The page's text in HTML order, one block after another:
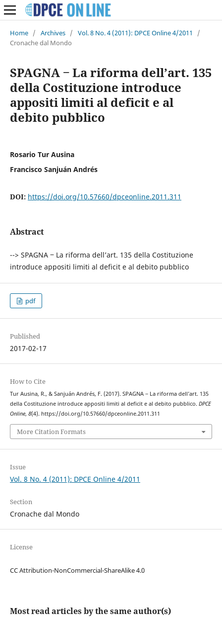
Home / Archives / Vol. 8 No. 4 (2011): DPCE Online 4/2011
/
Cronache dal Mondo
SPAGNA ‒ La riforma dell’art. 135
della Costituzione introduce
appositi limiti al deficit e al
debito pubblico
Rosario Tur Ausina
Francisco Sanjuán Andrés
DOI: https://doi.org/10.57660/dpceonline.2011.311
Abstract
--> SPAGNA ‒ La riforma dell’art. 135 della Costituzione
introduce appositi limiti al deficit e al debito pubblico
pdf
Published
2017-02-17
How to Cite
Tur Ausina, R., & Sanjuán Andrés, F. (2017). SPAGNA ‒ La riforma dell’art. 135
della Costituzione introduce appositi limiti al deficit e al debito pubblico. DPCE
Online, 8(4). https://doi.org/10.57660/dpceonline.2011.311
More Citation Formats
Issue
Vol. 8 No. 4 (2011): DPCE Online 4/2011
Section
Cronache dal Mondo
License
CC Attribution-NonCommercial-ShareAlike 4.0
Most read articles by the same author(s)